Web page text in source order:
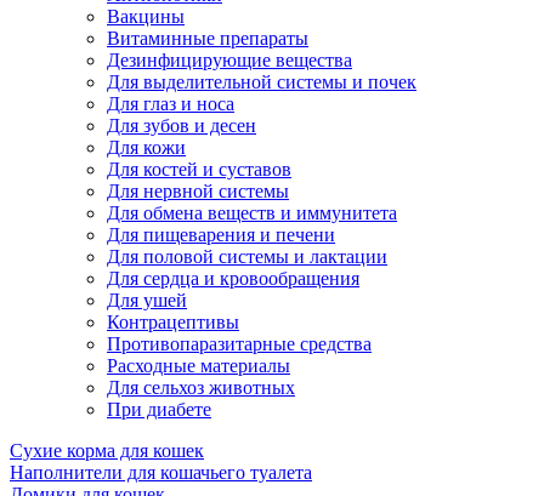
Вакцины
Витаминные препараты
Дезинфицирующие вещества
Для выделительной системы и почек
Для глаз и носа
Для зубов и десен
Для кожи
Для костей и суставов
Для нервной системы
Для обмена веществ и иммунитета
Для пищеварения и печени
Для половой системы и лактации
Для сердца и кровообращения
Для ушей
Контрацептивы
Противопаразитарные средства
Расходные материалы
Для сельхоз животных
При диабете
Сухие корма для кошек
Наполнители для кошачьего туалета